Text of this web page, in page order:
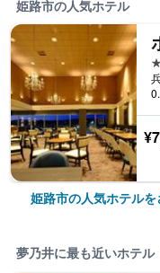
姫路市の人気ホテル
姫路市の人気ホテル
夢乃井に最も近いホテル